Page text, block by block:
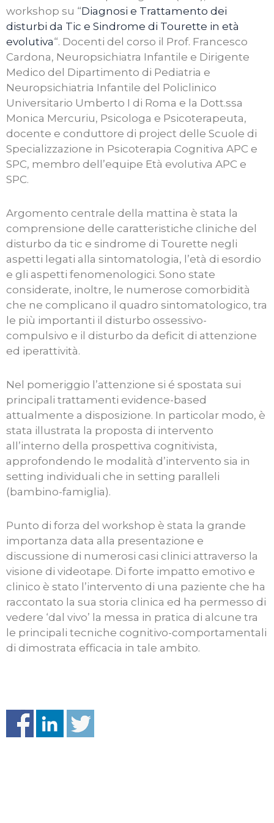
workshop su “Diagnosi e Trattamento dei
disturbi da Tic e Sindrome di Tourette in età
evolutiva“. Docenti del corso il Prof. Francesco
Cardona, Neuropsichiatra Infantile e Dirigente
Medico del Dipartimento di Pediatria e
Neuropsichiatria Infantile del Policlinico
Universitario Umberto I di Roma e la Dott.ssa
Monica Mercuriu, Psicologa e Psicoterapeuta,
docente e conduttore di project delle Scuole di
Specializzazione in Psicoterapia Cognitiva APC e
SPC, membro dell’equipe Età evolutiva APC e
SPC.
Argomento centrale della mattina è stata la
comprensione delle caratteristiche cliniche del
disturbo da tic e sindrome di Tourette negli
aspetti legati alla sintomatologia, l’età di esordio
e gli aspetti fenomenologici. Sono state
considerate, inoltre, le numerose comorbidità
che ne complicano il quadro sintomatologico, tra
le più importanti il disturbo ossessivo-
compulsivo e il disturbo da deficit di attenzione
ed iperattività.
Nel pomeriggio l’attenzione si é spostata sui
principali trattamenti evidence-based
attualmente a disposizione. In particolar modo, è
stata illustrata la proposta di intervento
all’interno della prospettiva cognitivista,
approfondendo le modalità d’intervento sia in
setting individuali che in setting paralleli
(bambino-famiglia).
Punto di forza del workshop è stata la grande
importanza data alla presentazione e
discussione di numerosi casi clinici attraverso la
visione di videotape. Di forte impatto emotivo e
clinico è stato l’intervento di una paziente che ha
raccontato la sua storia clinica ed ha permesso di
vedere ‘dal vivo’ la messa in pratica di alcune tra
le principali tecniche cognitivo-comportamentali
di dimostrata efficacia in tale ambito.